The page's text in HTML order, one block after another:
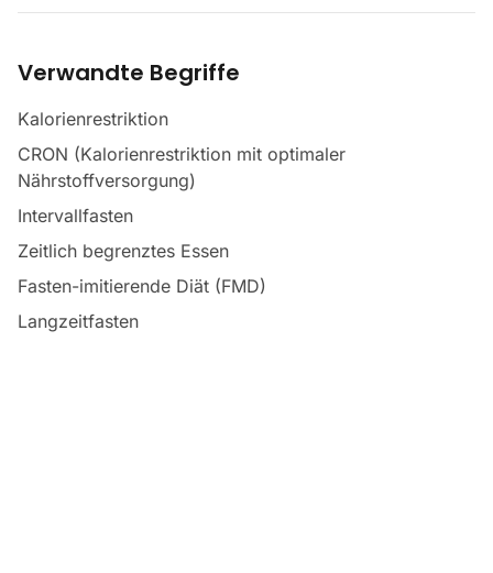
Verwandte Begriffe
Kalorienrestriktion
CRON (Kalorienrestriktion mit optimaler
Nährstoffversorgung)
Intervallfasten
Zeitlich begrenztes Essen
Fasten-imitierende Diät (FMD)
Langzeitfasten